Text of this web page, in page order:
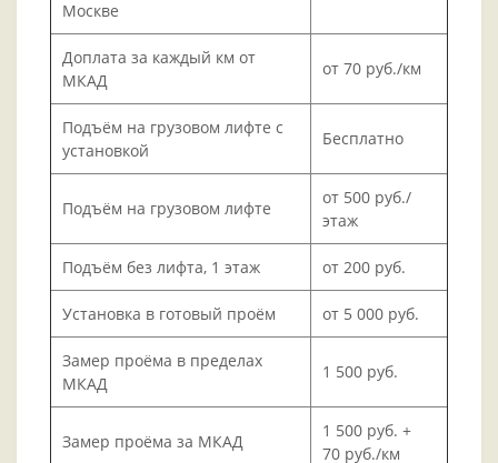
Москве
Доплата за каждый км от
МКАД
от 70 руб./км
Подъём на грузовом лифте с
установкой
Бесплатно
Подъём на грузовом лифте
от 500 руб./
этаж
Подъём без лифта, 1 этаж от 200 руб.
Установка в готовый проём от 5 000 руб.
Замер проёма в пределах
МКАД
1 500 руб.
Замер проёма за МКАД
1 500 руб. +
70 руб./км